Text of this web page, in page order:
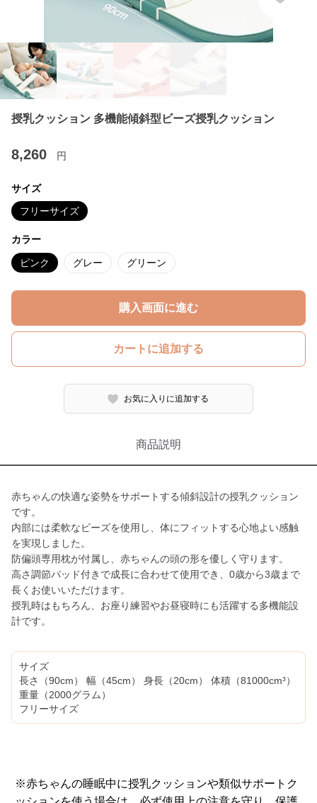
授乳クッション 多機能傾斜型ビーズ授乳クッション
8,260 円
サイズ
フリーサイズ
カラー
ピンク グレー グリーン
購入画面に進む
カートに追加する
お気に入りに追加する
商品説明
赤ちゃんの快適な姿勢をサポートする傾斜設計の授乳クッション
です。
内部には柔軟なビーズを使用し、体にフィットする心地よい感触
を実現しました。
防偏頭専用枕が付属し、赤ちゃんの頭の形を優しく守ります。
高さ調節パッド付きで成長に合わせて使用でき、0歳から3歳まで
長くお使いいただけます。
授乳時はもちろん、お座り練習やお昼寝時にも活躍する多機能設
計です。
サイズ
長さ（90cm） 幅（45cm） 身長（20cm） 体積（81000cm³）
重量（2000グラム）
フリーサイズ
※赤ちゃんの睡眠中に授乳クッションや類似サポートク